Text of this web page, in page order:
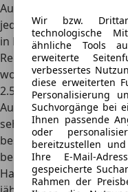
Aufgrund der
jedoch nur noch als
in Deutschland
Regel importiert. Hier
wobei für denImport
2.500 Eurofällig werden.
Auch bezüglich der
sehen lassen, denn
besonders günstigen
bei 191,73 Europro Jahr.
Haftpflichtversicherung
Wir bzw.
technologische
ähnliche Tools
erweiterte
verbessertes
diese erweiterten
Personalisierung
Suchvorgänge bei
Ihnen passende
oder
bereitzustellen
Ihre E-Mail-
gespeicherte
Rahmen der